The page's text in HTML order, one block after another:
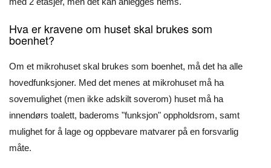
Hva er kravene om huset skal brukes som
boenhet?
Om et mikrohuset skal brukes som boenhet, må det ha alle
hovedfunksjoner. Med det menes at mikrohuset må ha
sovemulighet (men ikke adskilt soverom) huset må ha
innendørs toalett, baderoms "funksjon" oppholdsrom, samt
mulighet for å lage og oppbevare matvarer på en forsvarlig
måte.